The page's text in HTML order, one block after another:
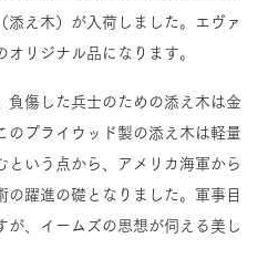
添え木）が入荷しました。エヴァ
リジナル品になります。
負傷した兵士のための添え木は金
のプライウッド製の添え木は軽量
という点から、アメリカ海軍から
の躍進の礎となりました。軍事目
が、イームズの思想が伺える美し